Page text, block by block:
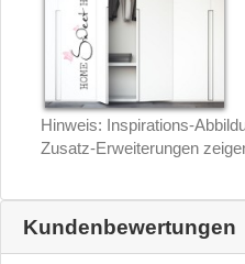
Hinweis: Inspirations-
Zusatz-Erweiterungen
Kundenbewertungen